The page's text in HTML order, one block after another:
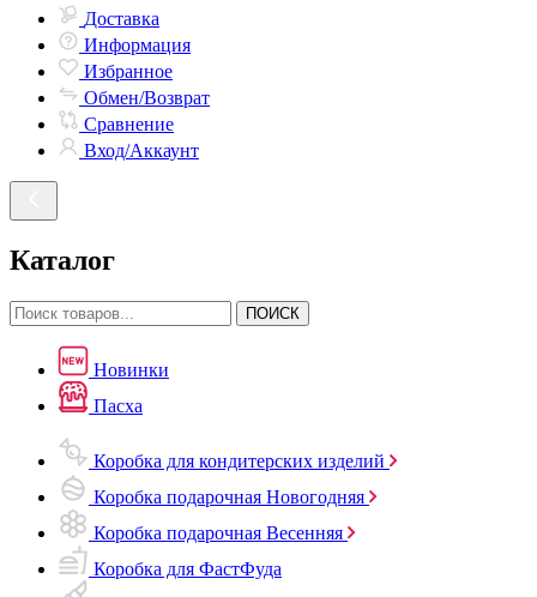
Доставка
Информация
Избранное
Обмен/Возврат
Сравнение
Вход/Аккаунт
Каталог
ПОИСК
Новинки
Пасха
Коробка для кондитерских изделий
Коробка подарочная Новогодняя
Коробка подарочная Весенняя
Коробка для ФастФуда